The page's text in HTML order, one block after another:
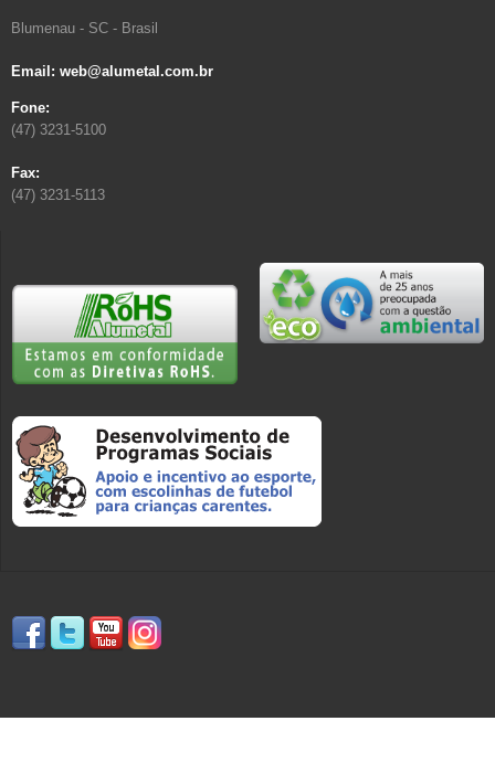
Blumenau - SC - Brasil
Email: web@alumetal.com.br
Fone:
(47) 3231-5100
Fax:
(47) 3231-5113